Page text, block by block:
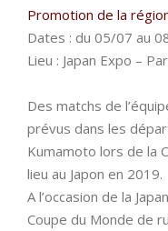
Promotion de la
Dates : du 05/07 au
Lieu : Japan Expo –
Des matchs de
prévus dans les
Kumamoto lors de la
lieu au Japon en 2019.
A l’occasion de la
Coupe du Monde de